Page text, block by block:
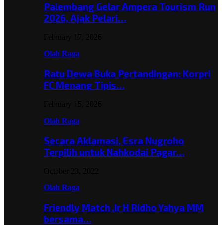
Palembang Gelar Ampera Tourism Run
2026, Ajak Pelari…
Olah Raga
Ratu Dewa Buka Pertandingan: Korpri
FC Menang Tipis…
Olah Raga
Secara Aklamasi, Esra Nugroho
Terpilih untuk Nahkodai Pagar…
Olah Raga
Friendly Match ,Ir H Ridho Yahya MM
bersama…